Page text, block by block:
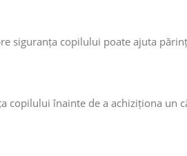
siguranța copilului poate ajuta
copilului înainte de a achiziționa un